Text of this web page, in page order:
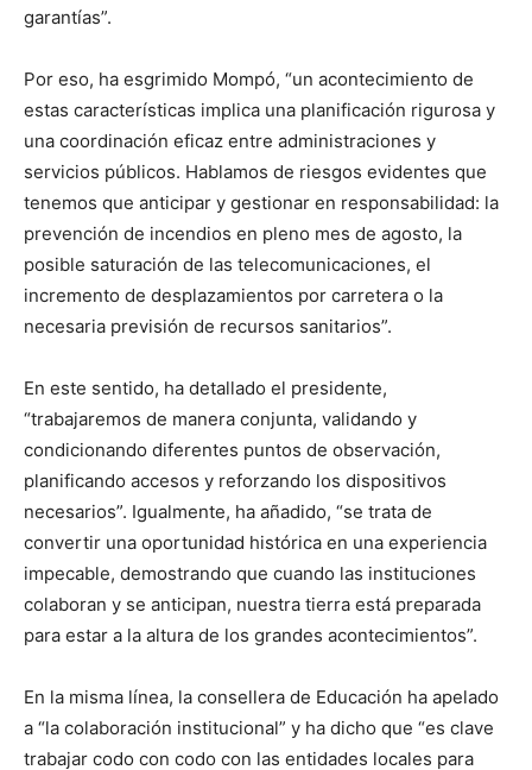
garantías”.
Por eso, ha esgrimido Mompó, “un acontecimiento de
estas características implica una planificación rigurosa y
una coordinación eficaz entre administraciones y
servicios públicos. Hablamos de riesgos evidentes que
tenemos que anticipar y gestionar en responsabilidad: la
prevención de incendios en pleno mes de agosto, la
posible saturación de las telecomunicaciones, el
incremento de desplazamientos por carretera o la
necesaria previsión de recursos sanitarios”.
En este sentido, ha detallado el presidente,
“trabajaremos de manera conjunta, validando y
condicionando diferentes puntos de observación,
planificando accesos y reforzando los dispositivos
necesarios”. Igualmente, ha añadido, “se trata de
convertir una oportunidad histórica en una experiencia
impecable, demostrando que cuando las instituciones
colaboran y se anticipan, nuestra tierra está preparada
para estar a la altura de los grandes acontecimientos”.
En la misma línea, la consellera de Educación ha apelado
a “la colaboración institucional” y ha dicho que “es clave
trabajar codo con codo con las entidades locales para